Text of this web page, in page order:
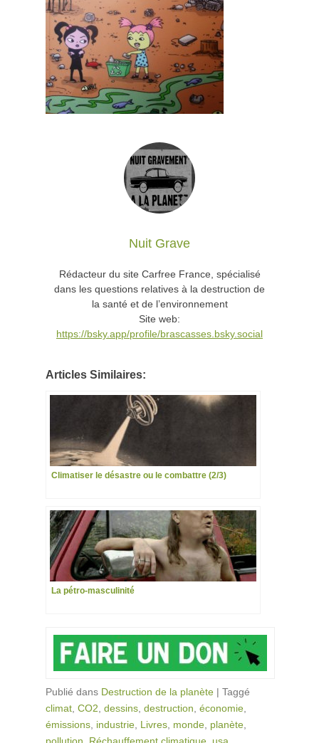
Nuit Grave
Rédacteur du site Carfree France, spécialisé
dans les questions relatives à la destruction de
la santé et de l’environnement
Site web:
https://bsky.app/profile/brascasses.bsky.social
Articles Similaires:
Climatiser le désastre ou le combattre (2/3)
La pétro-masculinité
Publié dans Destruction de la planète | Taggé
climat, CO2, dessins, destruction, économie,
émissions, industrie, Livres, monde, planète,